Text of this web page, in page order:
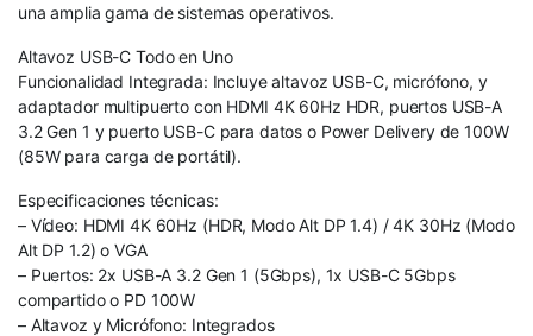
una amplia gama de sistemas operativos.
Altavoz USB-C Todo en Uno
Funcionalidad Integrada: Incluye altavoz USB-C, micrófono, y
adaptador multipuerto con HDMI 4K 60Hz HDR, puertos USB-A
3.2 Gen 1 y puerto USB-C para datos o Power Delivery de 100W
(85W para carga de portátil).
Especificaciones técnicas:
– Vídeo: HDMI 4K 60Hz (HDR, Modo Alt DP 1.4) / 4K 30Hz (Modo
Alt DP 1.2) o VGA
– Puertos: 2x USB-A 3.2 Gen 1 (5Gbps), 1x USB-C 5Gbps
compartido o PD 100W
– Altavoz y Micrófono: Integrados